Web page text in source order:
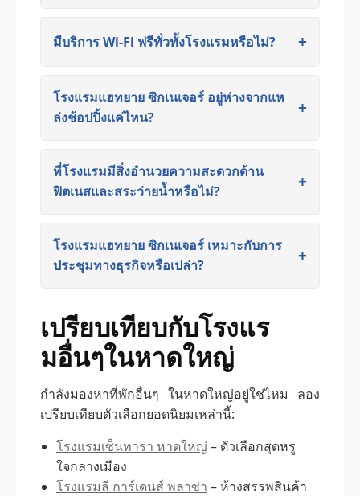
มีบริการ Wi-Fi ฟรีทั่วทั้งโรงแรมหรือไม่?
โรงแรมแฮทยาย ซิกเนเจอร์ อยู่ห่างจากแห
ล่งช้อปปิ้งแค่ไหน?
ที่โรงแรมมีสิ่งอำนวยความสะดวกด้าน
ฟิตเนสและสระว่ายน้ำหรือไม่?
โรงแรมแฮทยาย ซิกเนเจอร์ เหมาะกับการ
ประชุมทางธุรกิจหรือเปล่า?
เปรียบเทียบกับโรงแร
มอื่นๆในหาดใหญ่
กำลังมองหาที่พักอื่นๆ ในหาดใหญ่อยู่ใช่ไหม ลอง
เปรียบเทียบตัวเลือกยอดนิยมเหล่านี้:
โรงแรมเซ็นทารา หาดใหญ่ – ตัวเลือกสุดหรู
ใจกลางเมือง
โรงแรมลี การ์เดนส์ พลาซ่า – ห้างสรรพสินค้า